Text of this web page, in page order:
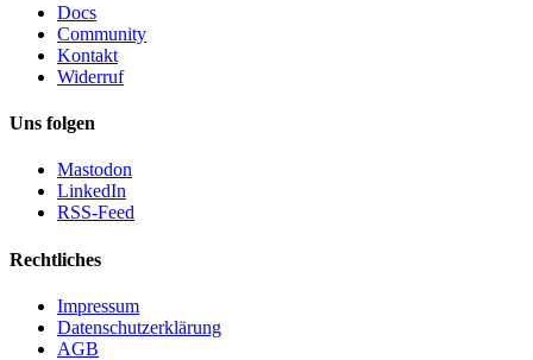
Docs
Community
Kontakt
Widerruf
Uns folgen
Mastodon
LinkedIn
RSS-Feed
Rechtliches
Impressum
Datenschutzerklärung
AGB